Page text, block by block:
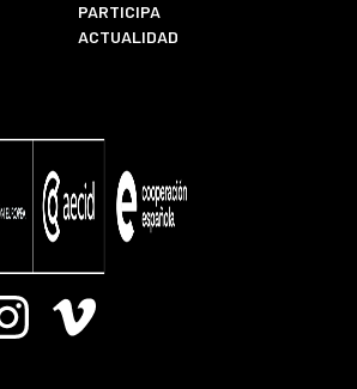
PARTICIPA
ACTUALIDAD
Vimeo